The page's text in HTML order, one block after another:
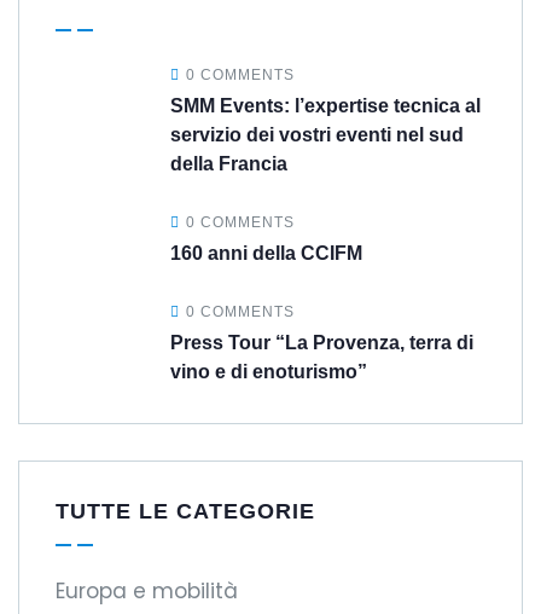
0 COMMENTS
SMM Events: l’expertise tecnica al
servizio dei vostri eventi nel sud
della Francia
0 COMMENTS
160 anni della CCIFM
0 COMMENTS
Press Tour “La Provenza, terra di
vino e di enoturismo”
TUTTE LE CATEGORIE
Europa e mobilità